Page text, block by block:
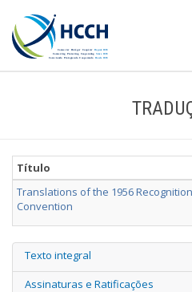
Título
Translations of the 1956
Convention
Texto integral
Assinaturas e Ratificações